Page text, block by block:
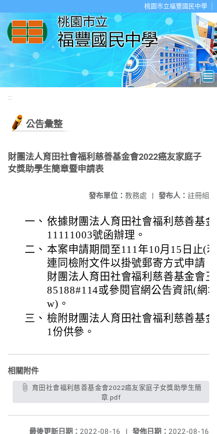
桃園市立福豐國民中學
:::
公告彙整
財團法人育田社會福利慈善基金會2022癌友家庭子
女獎助學生簡章暨申請表
發布人： 註冊組
發布單位： 教務處 |
一、 依據財團法人育田社會福利慈善基
11111003號函辦理。
二、 本案申請期間至111年10月15日止(
連同檢附文件以掛號郵寄方式申請
財團法人育田社會福利慈善基金會
85188#114或參閱官網公告資訊(網
w)。
三、 檢附財團法人育田社會福利慈善基
1份供參。
相關附件
章.pdf
發佈日期： 2022-08-16
最後更新日期： 2022-08-16 |